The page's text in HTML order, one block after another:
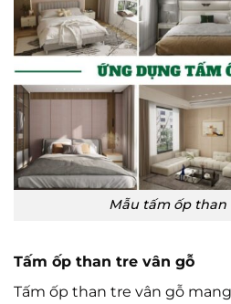
Mẫu tấm ốp than
Tấm ốp than tre vân gỗ
Tấm ốp than tre vân gỗ